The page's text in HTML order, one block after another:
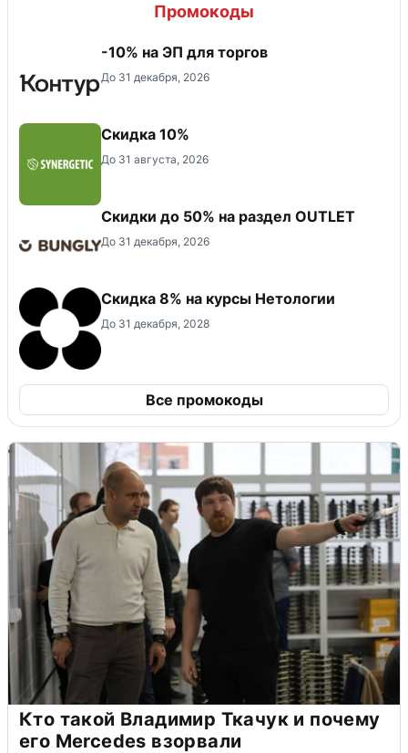
Промокоды
-10% на ЭП для торгов
До 31 декабря, 2026
Скидка 10%
До 31 августа, 2026
Скидки до 50% на раздел OUTLET
До 31 декабря, 2026
Скидка 8% на курсы Нетологии
До 31 декабря, 2028
Все промокоды
Кто такой Владимир Ткачук и почему
его Mercedes взорвали